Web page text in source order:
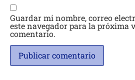
Guardar mi nombre, correo
este navegador para la próxima
comentario.